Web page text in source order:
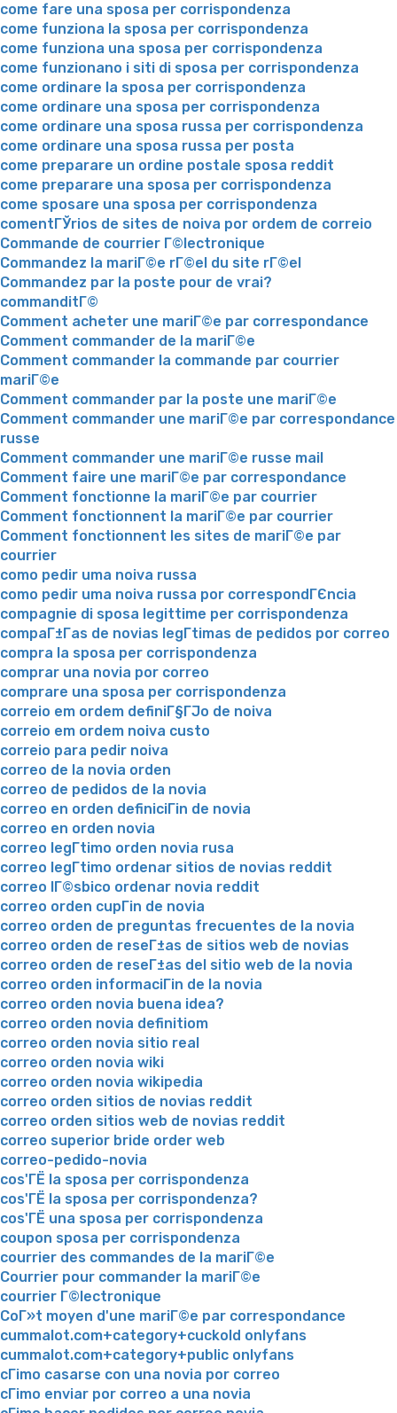
come fare una sposa per corrispondenza
come funziona la sposa per corrispondenza
come funziona una sposa per corrispondenza
come funzionano i siti di sposa per corrispondenza
come ordinare la sposa per corrispondenza
come ordinare una sposa per corrispondenza
come ordinare una sposa russa per corrispondenza
come ordinare una sposa russa per posta
come preparare un ordine postale sposa reddit
come preparare una sposa per corrispondenza
come sposare una sposa per corrispondenza
comentГЎrios de sites de noiva por ordem de correio
Commande de courrier Г©lectronique
Commandez la mariГ©e rГ©el du site rГ©el
Commandez par la poste pour de vrai?
commanditГ©
Comment acheter une mariГ©e par correspondance
Comment commander de la mariГ©e
Comment commander la commande par courrier
mariГ©e
Comment commander par la poste une mariГ©e
Comment commander une mariГ©e par correspondance
russe
Comment commander une mariГ©e russe mail
Comment faire une mariГ©e par correspondance
Comment fonctionne la mariГ©e par courrier
Comment fonctionnent la mariГ©e par courrier
Comment fonctionnent les sites de mariГ©e par
courrier
como pedir uma noiva russa
como pedir uma noiva russa por correspondГЄncia
compagnie di sposa legittime per corrispondenza
compaГ±Г­as de novias legГ­timas de pedidos por correo
compra la sposa per corrispondenza
comprar una novia por correo
comprare una sposa per corrispondenza
correio em ordem definiГ§ГЈo de noiva
correio em ordem noiva custo
correio para pedir noiva
correo de la novia orden
correo de pedidos de la novia
correo en orden definiciГіn de novia
correo en orden novia
correo legГ­timo orden novia rusa
correo legГ­timo ordenar sitios de novias reddit
correo lГ©sbico ordenar novia reddit
correo orden cupГіn de novia
correo orden de preguntas frecuentes de la novia
correo orden de reseГ±as de sitios web de novias
correo orden de reseГ±as del sitio web de la novia
correo orden informaciГіn de la novia
correo orden novia buena idea?
correo orden novia definitiom
correo orden novia sitio real
correo orden novia wiki
correo orden novia wikipedia
correo orden sitios de novias reddit
correo orden sitios web de novias reddit
correo superior bride order web
correo-pedido-novia
cos'ГЁ la sposa per corrispondenza
cos'ГЁ la sposa per corrispondenza?
cos'ГЁ una sposa per corrispondenza
coupon sposa per corrispondenza
courrier des commandes de la mariГ©e
Courrier pour commander la mariГ©e
courrier Г©lectronique
CoГ»t moyen d'une mariГ©e par correspondance
cummalot.com+category+cuckold onlyfans
cummalot.com+category+public onlyfans
cГіmo casarse con una novia por correo
cГіmo enviar por correo a una novia